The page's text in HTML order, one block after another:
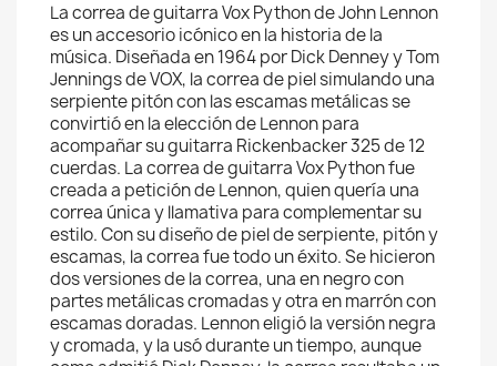
La correa de guitarra Vox Python de John Lennon
es un accesorio icónico en la historia de la
música. Diseñada en 1964 por Dick Denney y Tom
Jennings de VOX, la correa de piel simulando una
serpiente pitón con las escamas metálicas se
convirtió en la elección de Lennon para
acompañar su guitarra Rickenbacker 325 de 12
cuerdas. La correa de guitarra Vox Python fue
creada a petición de Lennon, quien quería una
correa única y llamativa para complementar su
estilo. Con su diseño de piel de serpiente, pitón y
escamas, la correa fue todo un éxito. Se hicieron
dos versiones de la correa, una en negro con
partes metálicas cromadas y otra en marrón con
escamas doradas. Lennon eligió la versión negra
y cromada, y la usó durante un tiempo, aunque